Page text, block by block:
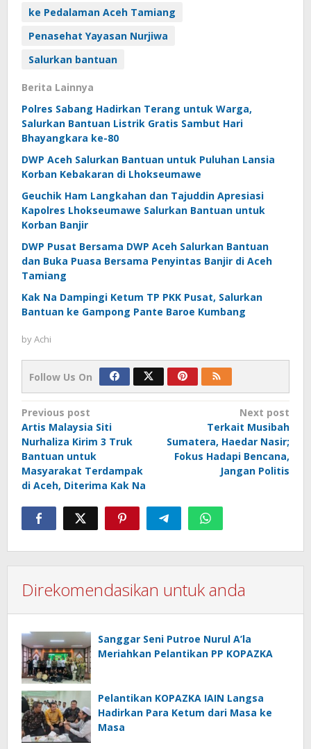
ke Pedalaman Aceh Tamiang
Penasehat Yayasan Nurjiwa
Salurkan bantuan
Berita Lainnya
Polres Sabang Hadirkan Terang untuk Warga,
Salurkan Bantuan Listrik Gratis Sambut Hari
Bhayangkara ke-80
DWP Aceh Salurkan Bantuan untuk Puluhan Lansia
Korban Kebakaran di Lhokseumawe
Geuchik Ham Langkahan dan Tajuddin Apresiasi
Kapolres Lhokseumawe Salurkan Bantuan untuk
Korban Banjir
DWP Pusat Bersama DWP Aceh Salurkan Bantuan
dan Buka Puasa Bersama Penyintas Banjir di Aceh
Tamiang
Kak Na Dampingi Ketum TP PKK Pusat, Salurkan
Bantuan ke Gampong Pante Baroe Kumbang
byAchi
Follow Us On
Post
navigation
Previous post
Artis Malaysia Siti
Nurhaliza Kirim 3 Truk
Bantuan untuk
Masyarakat Terdampak
di Aceh, Diterima Kak Na
Next post
Terkait Musibah
Sumatera, Haedar Nasir;
Fokus Hadapi Bencana,
Jangan Politis
Direkomendasikan untuk anda
Sanggar Seni Putroe Nurul A’la
Meriahkan Pelantikan PP KOPAZKA
Pelantikan KOPAZKA IAIN Langsa
Hadirkan Para Ketum dari Masa ke
Masa